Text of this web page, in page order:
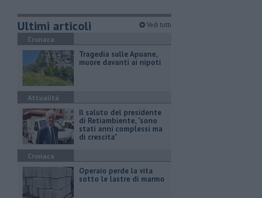
Ultimi articoli Vedi tutti
Cronaca
Tragedia sulle Apuane,
muore davanti ai nipoti
Attualità
Il saluto del presidente
di Retiambiente, "sono
stati anni complessi ma
di crescita"
Cronaca
Operaio perde la vita
sotto le lastre di marmo